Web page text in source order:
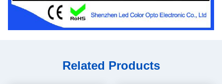
Related Products